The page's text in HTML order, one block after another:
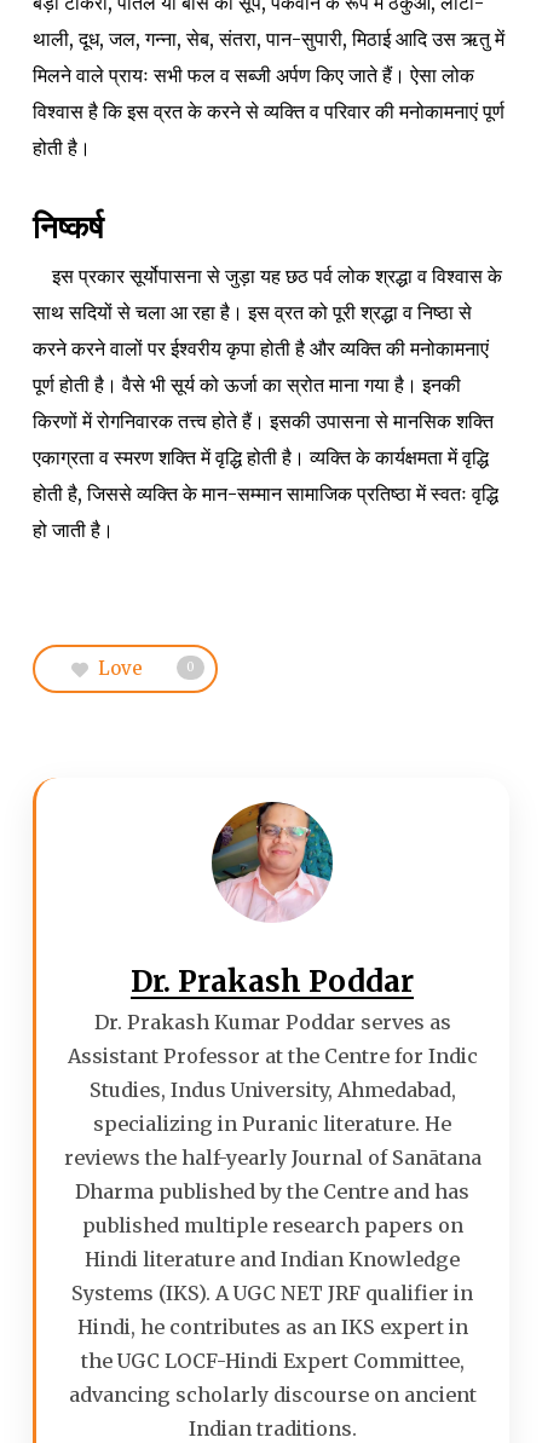
थाली, दूध, जल, गन्ना, सेब, संतरा, पान-सुपारी, मिठाई आदि उस ऋतु में
मिलने वाले प्रायः सभी फल व सब्जी अर्पण किए जाते हैं। ऐसा लोक
विश्वास है कि इस व्रत के करने से व्यक्ति व परिवार की मनोकामनाएं पूर्ण
होती है।
निष्कर्ष
इस प्रकार सूर्योपासना से जुड़ा यह छठ पर्व लोक श्रद्धा व विश्वास के
साथ सदियों से चला आ रहा है। इस व्रत को पूरी श्रद्धा व निष्ठा से
करने करने वालों पर ईश्वरीय कृपा होती है और व्यक्ति की मनोकामनाएं
पूर्ण होती है। वैसे भी सूर्य को ऊर्जा का स्रोत माना गया है। इनकी
किरणों में रोगनिवारक तत्त्व होते हैं। इसकी उपासना से मानसिक शक्ति
एकाग्रता व स्मरण शक्ति में वृद्धि होती है। व्यक्ति के कार्यक्षमता में वृद्धि
होती है, जिससे व्यक्ति के मान-सम्मान सामाजिक प्रतिष्ठा में स्वतः वृद्धि
हो जाती है।
Love 0
Dr. Prakash Poddar
Dr. Prakash Kumar Poddar serves as
Assistant Professor at the Centre for Indic
Studies, Indus University, Ahmedabad,
specializing in Puranic literature. He
reviews the half-yearly Journal of Sanātana
Dharma published by the Centre and has
published multiple research papers on
Hindi literature and Indian Knowledge
Systems (IKS). A UGC NET JRF qualifier in
Hindi, he contributes as an IKS expert in
the UGC LOCF-Hindi Expert Committee,
advancing scholarly discourse on ancient
Indian traditions.